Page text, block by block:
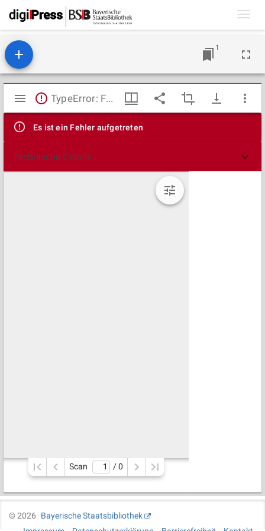
1
Mirador
Viewer
TypeError: Failed to fetch
Es ist ein Fehler aufgetreten
Technische Details
Scan / 0
©2026
Bayerische Staatsbibliothek